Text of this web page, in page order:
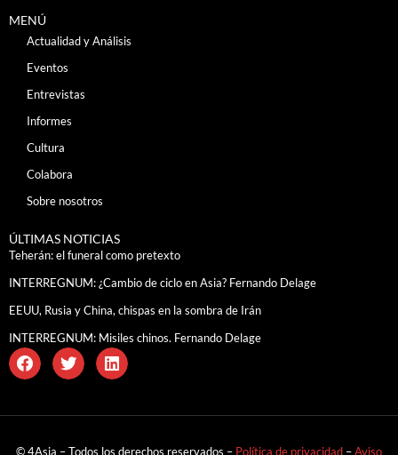
MENÚ
Actualidad y Análisis
Eventos
Entrevistas
Informes
Cultura
Colabora
Sobre nosotros
ÚLTIMAS NOTICIAS
Teherán: el funeral como pretexto
INTERREGNUM: ¿Cambio de ciclo en Asia? Fernando Delage
EEUU, Rusia y China, chispas en la sombra de Irán
INTERREGNUM: Misiles chinos. Fernando Delage
© 4Asia – Todos los derechos reservados – Política de privacidad –Aviso